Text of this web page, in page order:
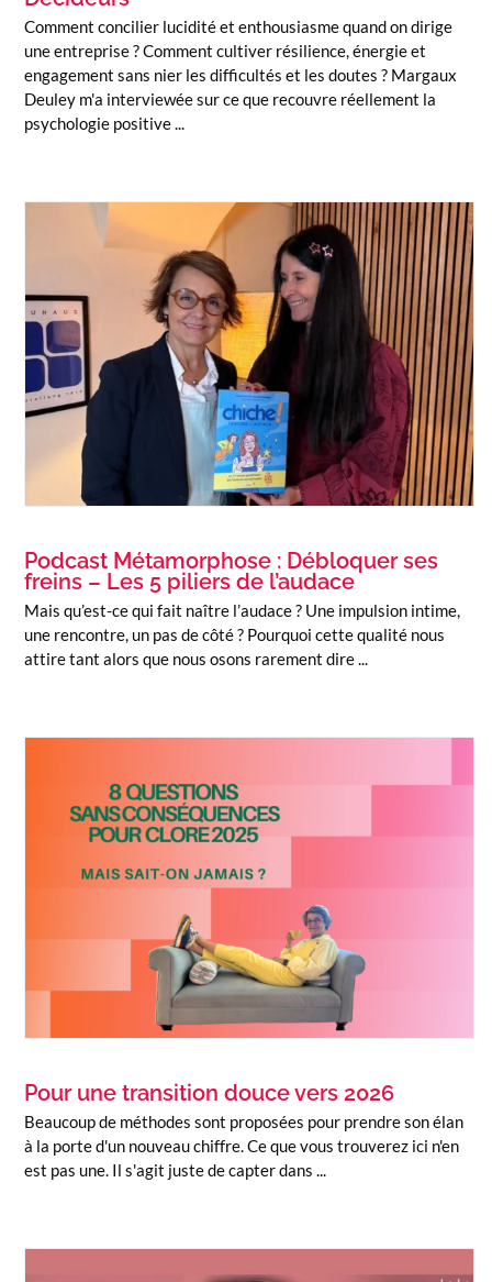
Comment concilier lucidité et enthousiasme quand on dirige
une entreprise ? Comment cultiver résilience, énergie et
engagement sans nier les difficultés et les doutes ? Margaux
Deuley m'a interviewée sur ce que recouvre réellement la
psychologie positive ...
Podcast Métamorphose : Débloquer ses
freins – Les 5 piliers de l’audace
Mais qu’est-ce qui fait naître l’audace ? Une impulsion intime,
une rencontre, un pas de côté ? Pourquoi cette qualité nous
attire tant alors que nous osons rarement dire ...
Pour une transition douce vers 2026
Beaucoup de méthodes sont proposées pour prendre son élan
à la porte d'un nouveau chiffre. Ce que vous trouverez ici n'en
est pas une. Il s'agit juste de capter dans ...